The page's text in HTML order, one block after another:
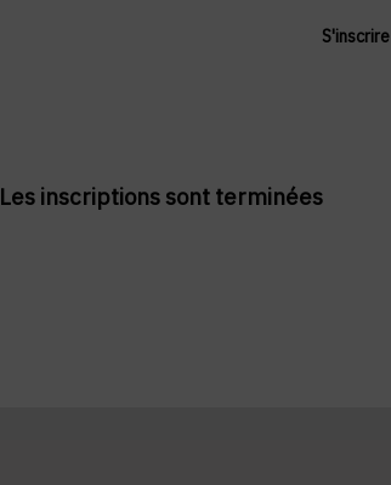
S'inscrire
Les inscriptions sont terminées